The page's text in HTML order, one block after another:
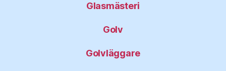
Glasmästeri
Golv
Golvläggare